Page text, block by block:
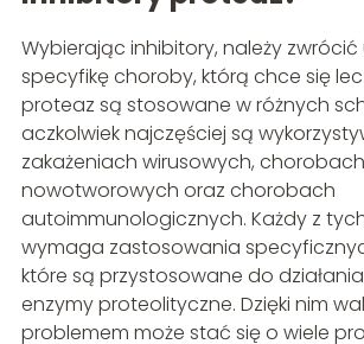
Wybierając inhibitory, należy
specyfikę choroby, którą chce się
proteaz są stosowane w różnych
aczkolwiek najczęściej są
zakażeniach wirusowych, chorobach
nowotworowych oraz chorobach
autoimmunologicznych. Każdy z
wymaga zastosowania
które są przystosowane do
enzymy proteolityczne. Dzięki nim
problemem może stać się o wiele